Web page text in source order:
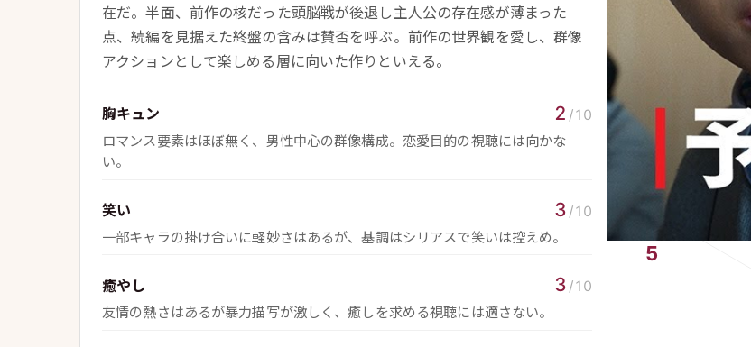
在だ。半面、前作の核だった頭脳戦が後退し主人公の存在感が薄まった
点、続編を見据えた終盤の含みは賛否を呼ぶ。前作の世界観を愛し、群像
アクションとして楽しめる層に向いた作りといえる。
胸キュン 2 /10
ロマンス要素はほぼ無く、男性中心の群像構成。恋愛目的の視聴には向かな
い。
笑い 3 /10
一部キャラの掛け合いに軽妙さはあるが、基調はシリアスで笑いは控えめ。
癒やし 3 /10
友情の熱さはあるが暴力描写が激しく、癒しを求める視聴には適さない。